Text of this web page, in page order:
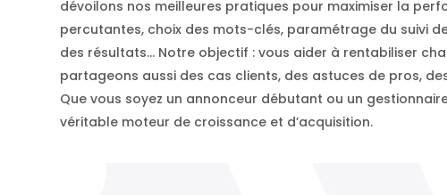
dévoilons nos meilleures pratiques pour maximiser la
percutantes, choix des mots-clés, paramétrage du suivi
des résultats… Notre objectif : vous aider à rentabiliser
partageons aussi des cas clients, des astuces de pros,
Que vous soyez un annonceur débutant ou un
véritable moteur de croissance et d’acquisition.